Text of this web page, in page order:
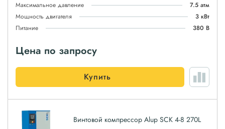
Максимальное давление
7.5 атм
Мощность двигателя
3 кВт
Питание
380 В
Цена по запросу
Купить
Винтовой компрессор Alup SCK 4-8 270L